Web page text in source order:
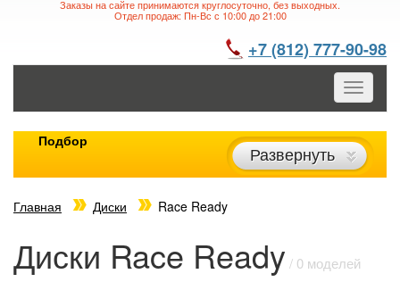
Заказы на сайте принимаются круглосуточно, без выходных.
Отдел продаж: Пн-Вс с 10:00 до 21:00
+7 (812) 777-90-98
Toggle
Подбор
Развернуть
Главная Диски Race Ready
Диски Race Ready / 0 моделей